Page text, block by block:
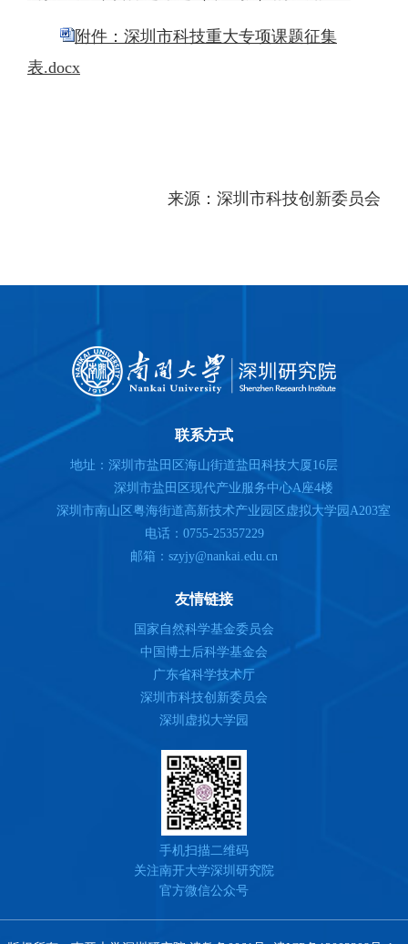
附件：深圳市科技重大专项课题征集
表.docx
来源：深圳市科技创新委员会
联系方式
地址：深圳市盐田区海山街道盐田科技大厦16层
深圳市盐田区现代产业服务中心A座4楼
深圳市南山区粤海街道高新技术产业园区虚拟大学园A203室
电话：0755-25357229
邮箱：szyjy@nankai.edu.cn
友情链接
国家自然科学基金委员会
中国博士后科学基金会
广东省科学技术厅
深圳市科技创新委员会
深圳虚拟大学园
手机扫描二维码
关注南开大学深圳研究院
官方微信公众号